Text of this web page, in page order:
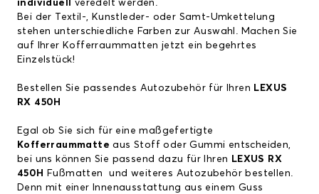
individuell
veredelt werden.
Bei der Textil-, Kunstleder- oder Samt-Umkettelung
stehen unterschiedliche Farben zur Auswahl. Machen Sie
auf Ihrer Kofferraummatten jetzt ein begehrtes
Einzelstück!
Bestellen Sie passendes Autozubehör für Ihren LEXUS
RX 450H
Egal ob Sie sich für eine maßgefertigte
Kofferraummatte aus Stoff oder Gummi entscheiden,
bei uns können Sie passend dazu für Ihren LEXUS RX
450H
Fußmatten
und weiteres Autozubehör bestellen.
Denn mit einer Innenausstattung aus einem Guss